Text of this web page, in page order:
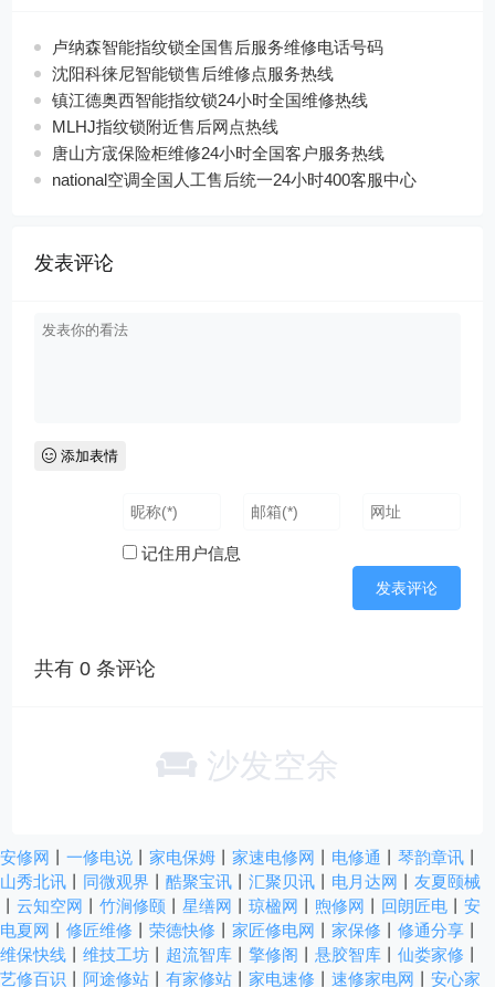
卢纳森智能指纹锁全国售后服务维修电话号码
沈阳科徕尼智能锁售后维修点服务热线
镇江德奥西智能指纹锁24小时全国维修热线
MLHJ指纹锁附近售后网点热线
唐山方宬保险柜维修24小时全国客户服务热线
national空调全国人工售后统一24小时400客服中心
发表评论
添加表情
记住用户信息
共有0 条评论
沙发空余
安修网 一修电说 家电保姆 家速电修网 电修通 琴韵章讯
山秀北讯
同微观界 酷聚宝讯 汇聚贝讯 电月达网
友夏颐械
云知空网 竹涧修颐 星缮网 琼楹网 煦修网 回朗匠电
安
电夏网
修匠维修 荣德快修 家匠修电网 家保修 修通分享
维保快线
维技工坊 超流智库 擎修阁 悬胶智库 仙娄家修
艺修百识
阿途修站 有家修站 家电速修 速修家电网 安心家